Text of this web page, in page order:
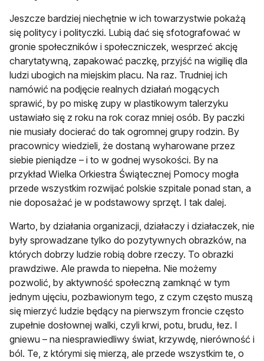
Jeszcze bardziej niechętnie w ich towarzystwie pokażą
się politycy i polityczki. Lubią dać się sfotografować w
gronie społeczników i społeczniczek, wesprzeć akcję
charytatywną, zapakować paczkę, przyjść na wigilię dla
ludzi ubogich na miejskim placu. Na raz. Trudniej ich
namówić na podjęcie realnych działań mogących
sprawić, by po miskę zupy w plastikowym talerzyku
ustawiało się z roku na rok coraz mniej osób. By paczki
nie musiały docierać do tak ogromnej grupy rodzin. By
pracownicy wiedzieli, że dostaną wyharowane przez
siebie pieniądze – i to w godnej wysokości. By na
przykład Wielka Orkiestra Świątecznej Pomocy mogła
przede wszystkim rozwijać polskie szpitale ponad stan, a
nie doposażać je w podstawowy sprzęt. I tak dalej.
Warto, by działania organizacji, działaczy i działaczek, nie
były sprowadzane tylko do pozytywnych obrazków, na
których dobrzy ludzie robią dobre rzeczy. To obrazki
prawdziwe. Ale prawda to niepełna. Nie możemy
pozwolić, by aktywność społeczną zamknąć w tym
jednym ujęciu, pozbawionym tego, z czym często muszą
się mierzyć ludzie będący na pierwszym froncie często
zupełnie dosłownej walki, czyli krwi, potu, brudu, łez. I
gniewu – na niesprawiedliwy świat, krzywdę, nierówność i
ból. Te, z którymi się mierzą, ale przede wszystkim te, o